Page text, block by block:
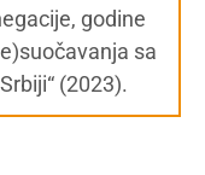
godine
sa
(2023).